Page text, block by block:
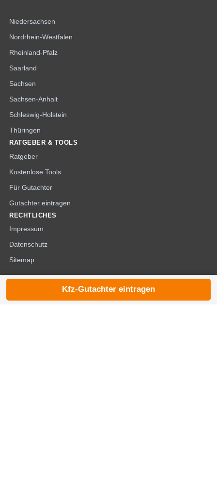
Niedersachsen
Nordrhein-Westfalen
Rheinland-Pfalz
Saarland
Sachsen
Sachsen-Anhalt
Schleswig-Holstein
Thüringen
RATGEBER & TOOLS
Ratgeber
Kostenlose Tools
Für Gutachter
Gutachter eintragen
RECHTLICHES
Impressum
Datenschutz
Sitemap
© 2026 die-kfzgutachter.de
Kfz-Gutachter eintragen